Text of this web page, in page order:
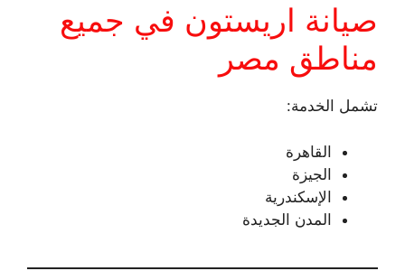
صيانة اريستون في جميع
مناطق مصر
تشمل الخدمة:
القاهرة
الجيزة
الإسكندرية
المدن الجديدة